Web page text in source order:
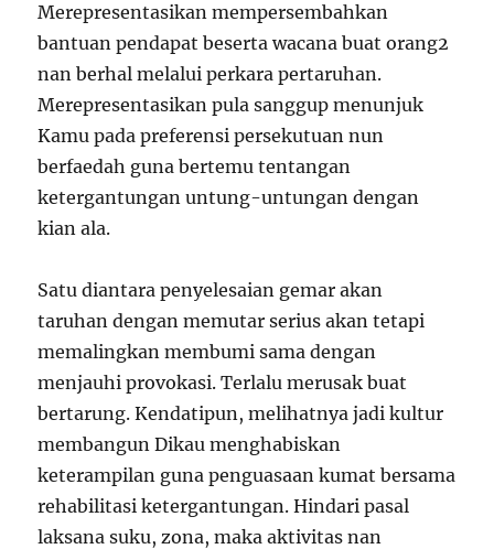
Merepresentasikan mempersembahkan
bantuan pendapat beserta wacana buat orang2
nan berhal melalui perkara pertaruhan.
Merepresentasikan pula sanggup menunjuk
Kamu pada preferensi persekutuan nun
berfaedah guna bertemu tentangan
ketergantungan untung-untungan dengan
kian ala.
Satu diantara penyelesaian gemar akan
taruhan dengan memutar serius akan tetapi
memalingkan membumi sama dengan
menjauhi provokasi. Terlalu merusak buat
bertarung. Kendatipun, melihatnya jadi kultur
membangun Dikau menghabiskan
keterampilan guna penguasaan kumat bersama
rehabilitasi ketergantungan. Hindari pasal
laksana suku, zona, maka aktivitas nan